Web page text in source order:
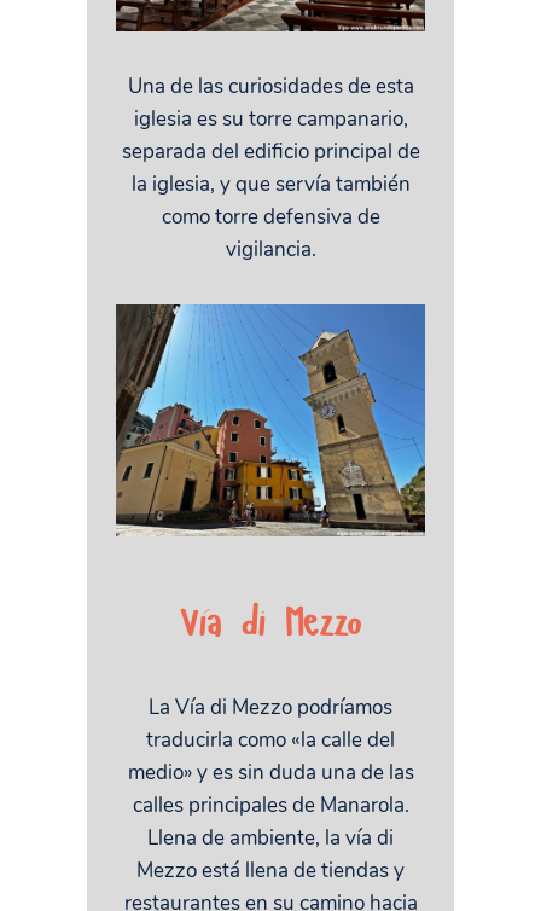
Una de las curiosidades de esta
iglesia es su torre campanario,
separada del edificio principal de
la iglesia, y que servía también
como torre defensiva de
vigilancia.
Vía di Mezzo
La Vía di Mezzo podríamos
traducirla como «la calle del
medio» y es sin duda una de las
calles principales de Manarola.
Llena de ambiente, la vía di
Mezzo está llena de tiendas y
restaurantes en su camino hacia